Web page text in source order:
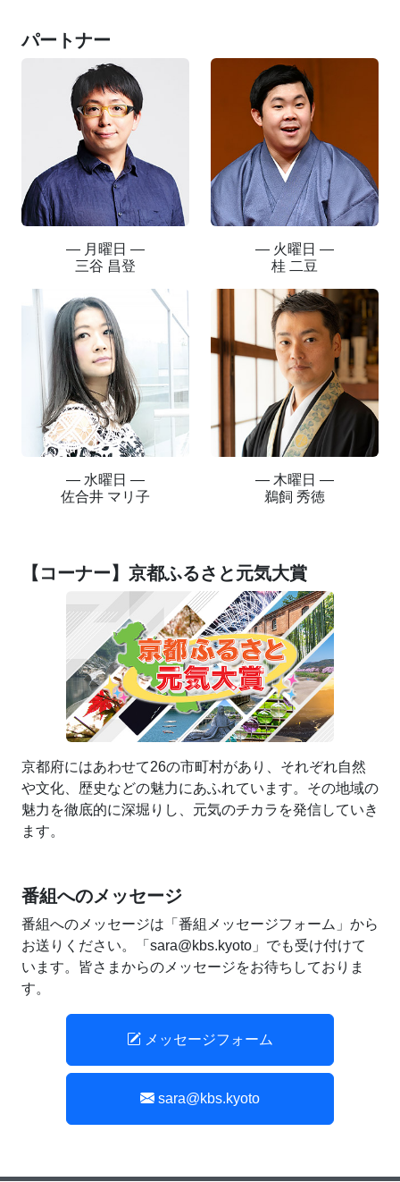
パートナー
― 月曜日 ―
三谷 昌登
― 火曜日 ―
桂 二豆
― 水曜日 ―
佐合井 マリ子
― 木曜日 ―
鵜飼 秀徳
【コーナー】京都ふるさと元気大賞
京都府にはあわせて26の市町村があり、それぞれ自然
や文化、歴史などの魅力にあふれています。その地域の
魅力を徹底的に深堀りし、元気のチカラを発信していき
ます。
番組へのメッセージ
番組へのメッセージは「番組メッセージフォーム」から
お送りください。「sara@kbs.kyoto」でも受け付けて
います。皆さまからのメッセージをお待ちしておりま
す。
メッセージフォーム
sara@kbs.kyoto